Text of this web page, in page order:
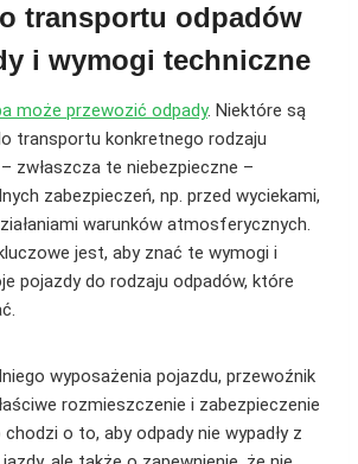
transportu odpadów
i wymogi techniczne
może przewozić odpady. Niektóre są
transportu konkretnego rodzaju
zwłaszcza te niebezpieczne –
zabezpieczeń, np. przed wyciekami,
warunków atmosferycznych.
jest, aby znać te wymogi i
pojazdy do rodzaju odpadów, które
wyposażenia pojazdu, przewoźnik
rozmieszczenie i zabezpieczenie
chodzi o to, aby odpady nie wypadły z